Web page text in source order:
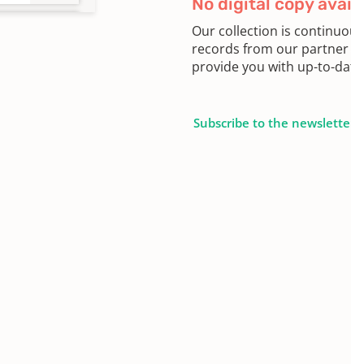
Our collection is
records from our partner
provide you with up-to-
Subscribe to the